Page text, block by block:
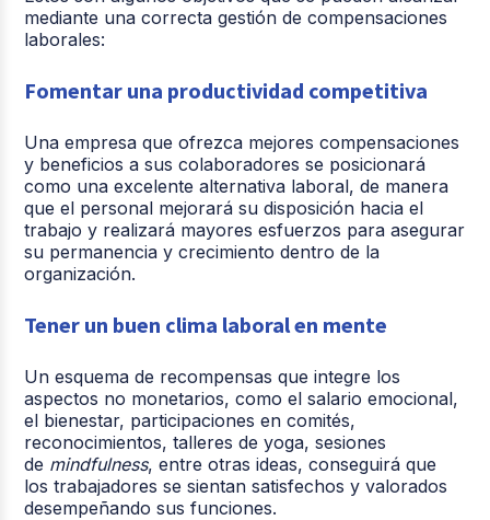
mediante una correcta gestión de compensaciones
laborales:
Fomentar una productividad competitiva
Una empresa que ofrezca mejores compensaciones
y beneficios a sus colaboradores se posicionará
como una excelente alternativa laboral, de manera
que el personal mejorará su disposición hacia el
trabajo y realizará mayores esfuerzos para asegurar
su permanencia y crecimiento dentro de la
organización.
Tener un buen clima laboral en mente
Un esquema de recompensas que integre los
aspectos no monetarios, como el salario emocional,
el bienestar, participaciones en comités,
reconocimientos, talleres de yoga, sesiones
de mindfulness, entre otras ideas, conseguirá que
los trabajadores se sientan satisfechos y valorados
desempeñando sus funciones.